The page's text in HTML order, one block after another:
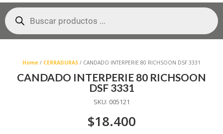
Búsqueda
de
productos
Home / CERRADURAS / CANDADO INTERPERIE 80 RICHSOON DSF 3331
CANDADO INTERPERIE 80 RICHSOON
DSF 3331
SKU: 005121
$18.400